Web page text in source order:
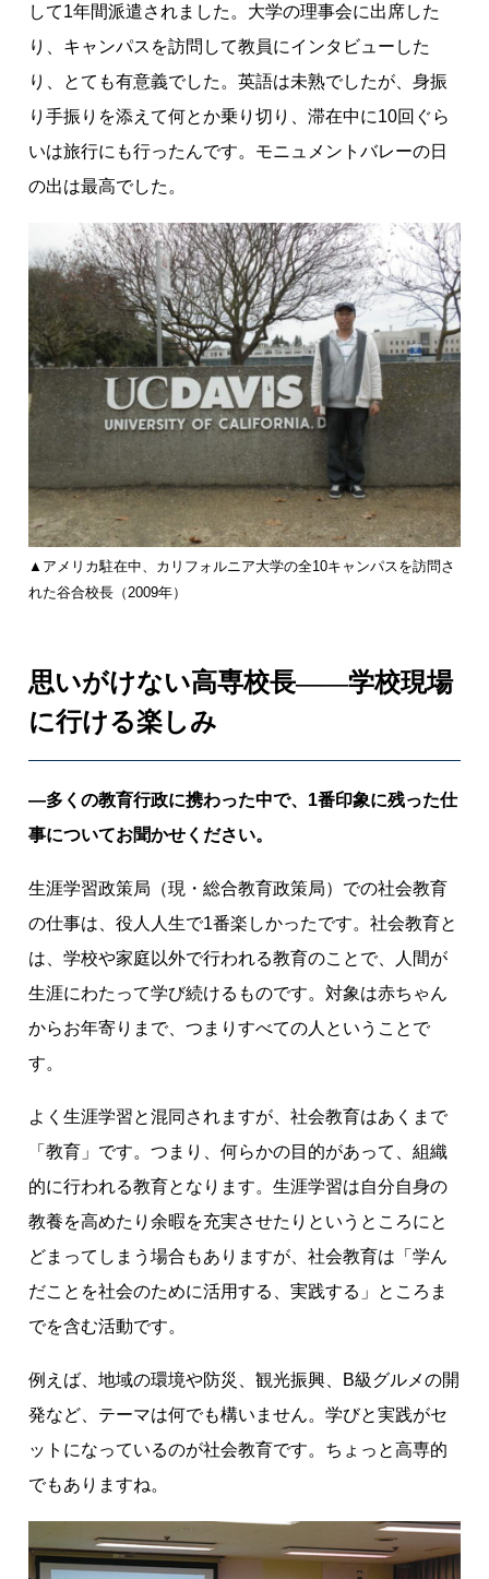
して1年間派遣されました。大学の理事会に出席した
り、キャンパスを訪問して教員にインタビューした
り、とても有意義でした。英語は未熟でしたが、身振
り手振りを添えて何とか乗り切り、滞在中に10回ぐら
いは旅行にも行ったんです。モニュメントバレーの日
の出は最高でした。
▲アメリカ駐在中、カリフォルニア大学の全10キャンパスを訪問さ
れた谷合校長（2009年）
思いがけない高専校長——学校現場
に行ける楽しみ
―多くの教育行政に携わった中で、1番印象に残った仕
事についてお聞かせください。
生涯学習政策局（現・総合教育政策局）での社会教育
の仕事は、役人人生で1番楽しかったです。社会教育と
は、学校や家庭以外で行われる教育のことで、人間が
生涯にわたって学び続けるものです。対象は赤ちゃん
からお年寄りまで、つまりすべての人ということで
す。
よく生涯学習と混同されますが、社会教育はあくまで
「教育」です。つまり、何らかの目的があって、組織
的に行われる教育となります。生涯学習は自分自身の
教養を高めたり余暇を充実させたりというところにと
どまってしまう場合もありますが、社会教育は「学ん
だことを社会のために活用する、実践する」ところま
でを含む活動です。
例えば、地域の環境や防災、観光振興、B級グルメの開
発など、テーマは何でも構いません。学びと実践がセ
ットになっているのが社会教育です。ちょっと高専的
でもありますね。